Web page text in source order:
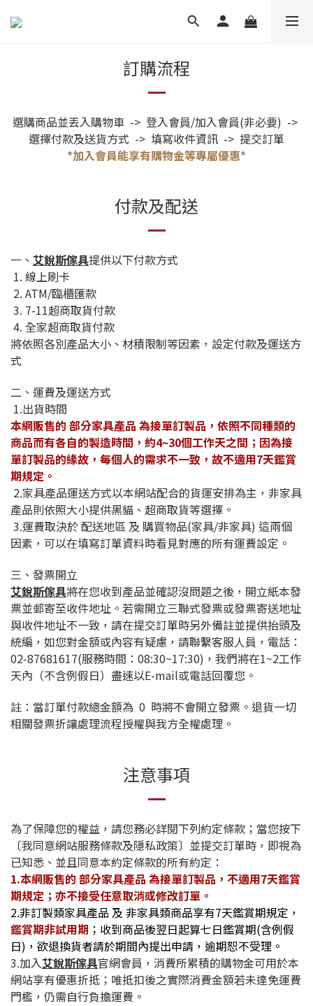
訂購流程
選購商品並丟入購物車 -> 登入會員/加入會員(非必要) ->
選擇付款及送貨方式 -> 填寫收件資訊 -> 提交訂單
*加入會員能享有購物金等專屬優惠*
付款及配送
一、 艾銳斯傢具提供以下付款方式
1. 線上刷卡
2. ATM/臨櫃匯款
3. 7-11超商取貨付款
4. 全家超商取貨付款
將依照各別產品大小、材積限制等因素，設定付款及運送方
式
二、運費及運送方式
1.出貨時間
本網販售的 部分家具產品 為接單訂製品，依照不同種類的
商品而有各自的製造時間，約4~30個工作天之間；因為接
單訂製品的緣故，每個人的需求不一致，故不適用7天鑑賞
期規定。
2.家具產品運送方式以本網站配合的貨運安排為主，非家具
產品則依照大小提供黑貓、超商取貨等選擇。
3.運費取決於 配送地區 及 購買物品(家具/非家具) 這兩個
因素，可以在填寫訂單資料時看見對應的所有運費設定。
三、發票開立
艾銳斯傢具將在您收到產品並確認沒問題之後，開立紙本發
票並郵寄至收件地址。若需開立三聯式發票或發票寄送地址
與收件地址不一致，請在提交訂單時另外備註並提供抬頭及
統編，如您對金額或內容有疑慮，請聯繫客服人員，電話：
02-87681617(服務時間：08:30~17:30)，我們將在1~2工作
天內（不含例假日）盡速以E-mail或電話回覆您。
註：當訂單付款總金額為 0 時將不會開立發票。退貨一切
相關發票折讓處理流程授權與我方全權處理。
注意事項
為了保障您的權益，請您務必詳閱下列約定條款；當您按下
〔我同意網站服務條款及隱私政策〕並提交訂單時，即視為
已知悉、並且同意本約定條款的所有約定：
1.本網販售的 部分家具產品 為接單訂製品，不適用7天鑑賞
期規定；亦不接受任意取消或修改訂單。
2.非訂製類家具產品 及 非家具類商品享有7天鑑賞期規定，
鑑賞期非試用期 ；收到商品後翌日起算七日鑑賞期(含例假
日)，欲退換貨者請於期間內提出申請，逾期恕不受理。
3.加入艾銳斯傢具官網會員，消費所累積的購物金可用於本
網站享有優惠折抵；唯抵扣後之實際消費金額若未達免運費
門檻，仍需自行負擔運費。